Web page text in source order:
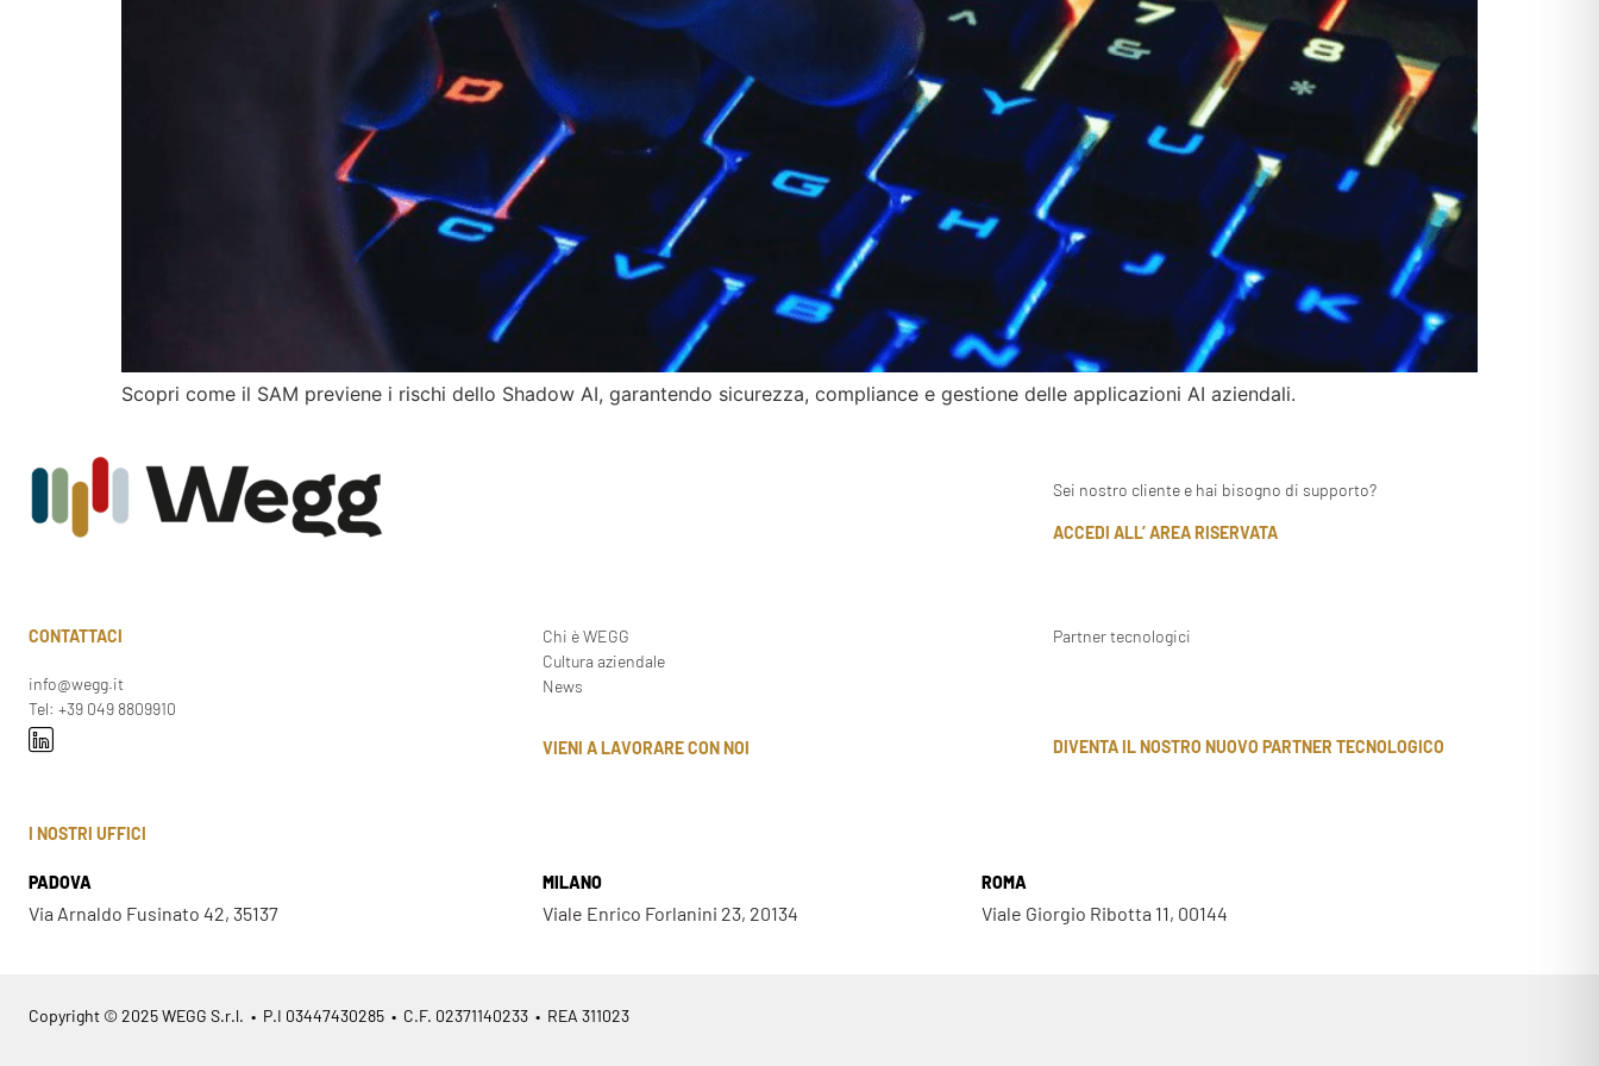
Scopri come il SAM previene i rischi dello Shadow AI, garantendo sicurezza, compliance e gestione delle applicazioni AI aziendali.
Sei nostro cliente e hai bisogno di supporto?
ACCEDI ALL’ AREA RISERVATA
CONTATTACI
info@wegg.it
Tel: +39 049 8809910
Chi è WEGG
Cultura aziendale
News
VIENI A LAVORARE CON NOI
Partner tecnologici
DIVENTA IL NOSTRO NUOVO PARTNER TECNOLOGICO
I NOSTRI UFFICI
PADOVA
Via Arnaldo Fusinato 42, 35137
MILANO
Viale Enrico Forlanini 23, 20134
ROMA
Viale Giorgio Ribotta 11, 00144
Copyright © 2025 WEGG S.r.l. • P.I 03447430285 • C.F. 02371140233 • REA 311023